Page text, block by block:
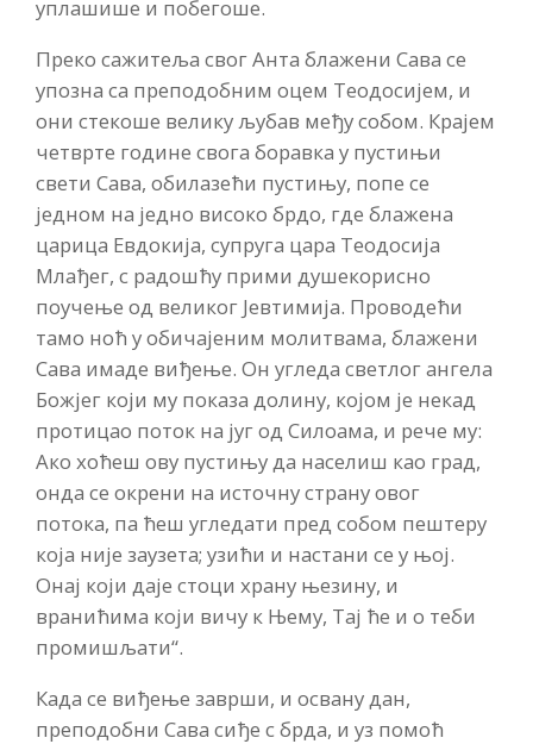
уплашише и побегоше.
Преко сажитеља свог Анта блажени Сава се
упозна са преподобним оцем Теодосијем, и
они стекоше велику љубав међу собом. Крајем
четврте године свога боравка у пустињи
свети Сава, обилазећи пустињу, попе се
једном на једно високо брдо, где блажена
царица Евдокија, супруга цара Теодосија
Млађег, с радошћу прими душекорисно
поучење од великог Јевтимија. Проводећи
тамо ноћ у обичајеним молитвама, блажени
Сава имаде виђење. Он угледа светлог ангела
Божјег који му показа долину, којом је некад
протицао поток на југ од Силоама, и рече му:
Ако хоћеш ову пустињу да населиш као град,
онда се окрени на источну страну овог
потока, па ћеш угледати пред собом пештеру
која није заузета; узићи и настани се у њој.
Онај који даје стоци храну њезину, и
вранићима који вичу к Њему, Тај ће и о теби
промишљати“.
Када се виђење заврши, и освану дан,
преподобни Сава сиђе с брда, и уз помоћ